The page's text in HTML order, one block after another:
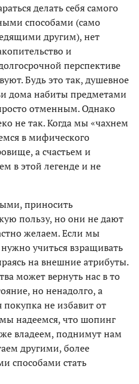
делать себя самого
способами (само
другим), нет
и
перспективе
Будь это так, душевное
дома набиты предметами
отменным. Однако
не так. Когда мы «чахнем
в мифического
а счастьем и
в этой легенде и не
приносить
пользу, но они не дают
желаем. Если мы
учиться взращивать
на внешние атрибуты.
может вернуть нас в то
но ненадолго, а
не избавит от
надеемся, что шопинг
владеем, поднимут нам
другими, более
способами стать